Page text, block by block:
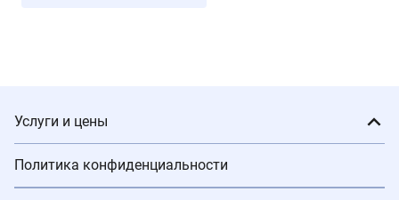
Услуги и цены
Политика конфиденциальности